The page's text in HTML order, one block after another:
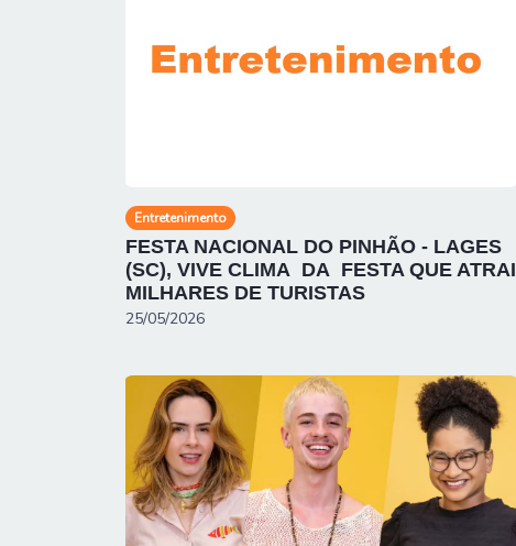
Entretenimento
FESTA NACIONAL DO PINHÃO - LAGES
(SC), VIVE CLIMA DA FESTA QUE ATRAI
MILHARES DE TURISTAS
25/05/2026